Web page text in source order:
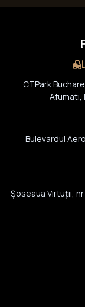
CTPark
Afumati,
Bulevardul
Șoseaua Virtuții,